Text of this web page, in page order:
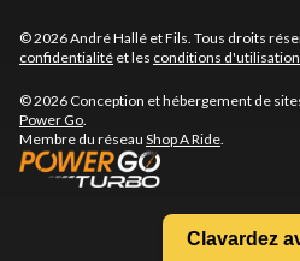
© 2026 André Hallé et Fils. Tous droits
confidentialité et les conditions d'utilisation
© 2026 Conception et hébergement de
Power Go.
Membre du réseau Shop A Ride.